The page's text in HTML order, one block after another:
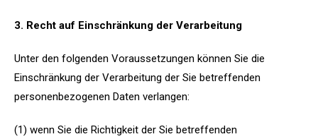
3. Recht auf Einschränkung der Verarbeitung
Unter den folgenden Voraussetzungen können Sie die
Einschränkung der Verarbeitung der Sie betreffenden
personenbezogenen Daten verlangen:
(1) wenn Sie die Richtigkeit der Sie betreffenden